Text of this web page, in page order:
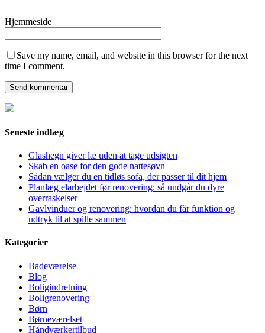
Hjemmeside
Save my name, email, and website in this browser for the next
time I comment.
Seneste indlæg
Glashegn giver læ uden at tage udsigten
Skab en oase for den gode nattesøvn
Sådan vælger du en tidløs sofa, der passer til dit hjem
Planlæg elarbejdet før renovering: så undgår du dyre
overraskelser
Gavlvinduer og renovering: hvordan du får funktion og
udtryk til at spille sammen
Kategorier
Badeværelse
Blog
Boligindretning
Boligrenovering
Børn
Børneværelset
Håndværkertilbud